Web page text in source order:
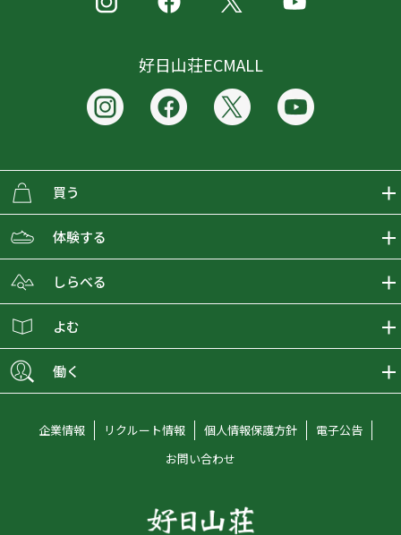
好日山荘ECMALL
買う
ECMALLの商品をさがす
取り扱いブランド一覧
ショップブログ
会員募集
体験する
おとな女子登山部
グラビティリサーチ
しらべる
登山レポート
オンラインコンシェルジュ
よむ
働く
アルバイト採用情報
企業情報 リクルート情報 個人情報保護方針
電子公告
お問い合わせ